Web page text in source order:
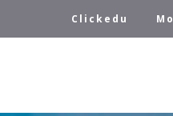
Clickedu